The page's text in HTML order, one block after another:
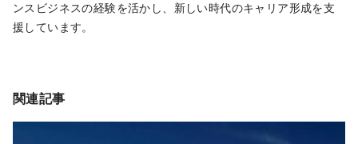
ンスビジネスの経験を活かし、新しい時代のキャリア形成を支
援しています。
関連記事